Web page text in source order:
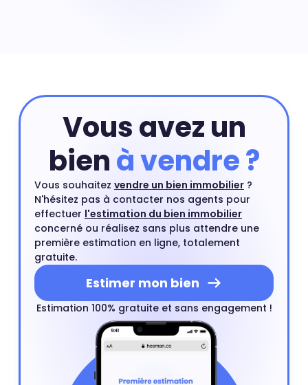
du quartier.
Vous avez un
bienà vendre ?
Vous souhaitez vendre un bien immobilier ?
N'hésitez pas à contacter nos agents pour
effectuer l'estimation du bien immobilier
concerné ou réalisez sans plus attendre une
première estimation en ligne, totalement
gratuite.
Estimer mon bien
Estimation 100% gratuite et sans engagement !